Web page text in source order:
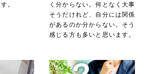
。
く分からない。何となく大事
そうだけれど、自分には関係
があるのか分からない。そう
感じる方も多いと思います。